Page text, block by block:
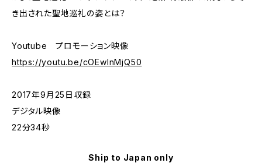
き出された聖地巡礼の姿とは？
Youtube プロモーション映像
https://youtu.be/cOEwlnMjQ50
2017年9月25日収録
デジタル映像
22分34秒
Ship to Japan only